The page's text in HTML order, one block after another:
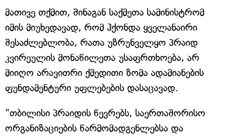
მათივე თქმით, შინაგან საქმეთა სამინისტრომ
იმის მიუხედავად, რომ ჰქონდა ყველანაირი
შესაძლებლობა, რათა უზრუნველყო პრაიდ
კვირეულის მონაწილეთა უსაფრთხოება, არ
მიიღო არავითრი ქმედითი ზომა ადამიანების
ფუნდამენტური უფლებების დასაცავად.
"თბილისი პრაიდის წევრებს, საერთაშორისო
ორგანიზაციების წარმომადგენლებსა და